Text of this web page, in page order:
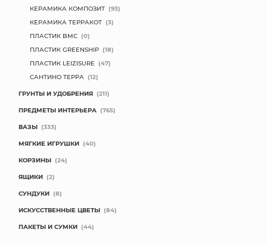
КЕРАМИКА КОМПОЗИТ (93)
КЕРАМИКА ТЕРРАКОТ (3)
ПЛАСТИК BMC (0)
ПЛАСТИК GREENSHIP (18)
ПЛАСТИК LEIZISURE (47)
САНТИНО ТЕРРА (12)
ГРУНТЫ И УДОБРЕНИЯ (211)
ПРЕДМЕТЫ ИНТЕРЬЕРА (765)
ВАЗЫ (333)
МЯГКИЕ ИГРУШКИ (40)
КОРЗИНЫ (24)
ЯЩИКИ (2)
СУНДУКИ (8)
ИСКУССТВЕННЫЕ ЦВЕТЫ (84)
ПАКЕТЫ И СУМКИ (44)